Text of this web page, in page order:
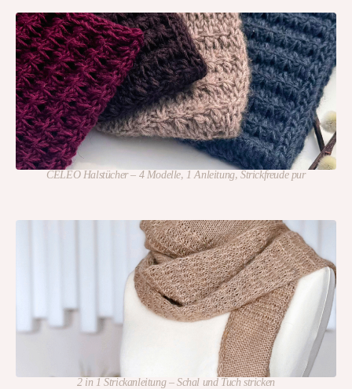
CELEO Halstücher – 4 Modelle, 1 Anleitung, Strickfreude pur
2 in 1 Strickanleitung – Schal und Tuch stricken